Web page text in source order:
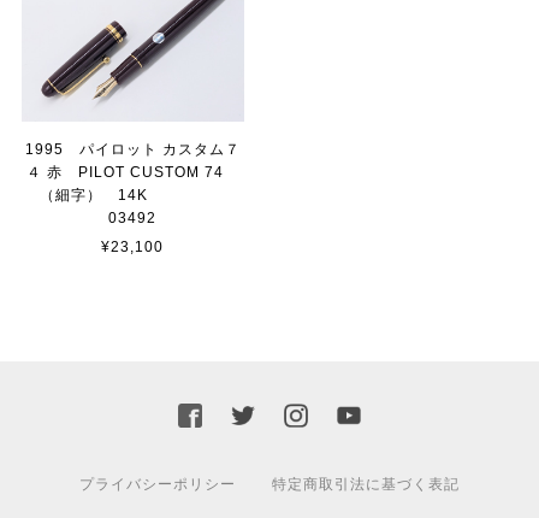
1995 パイロット カスタム７
４ 赤 PILOT CUSTOM 74
（細字） 14K
03492
¥23,100
プライバシーポリシー 特定商取引法に基づく表記